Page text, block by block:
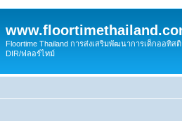
Floortime Thailand การส่งเสริมพัฒนาการเด็กออทิ
DIR/ฟลอร์ไทม์